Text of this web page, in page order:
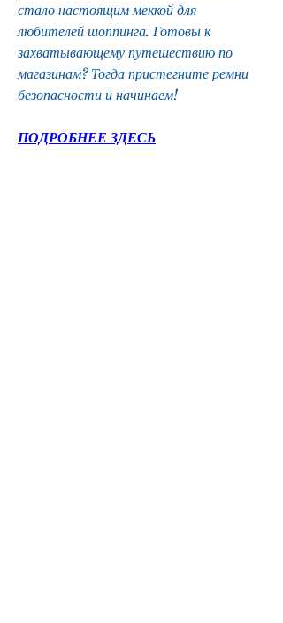
стало настоящим меккой для
любителей шоппинга. Готовы к
захватывающему путешествию по
магазинам? Тогда пристегните ремни
безопасности и начинаем!
ПОДРОБНЕЕ ЗДЕСЬ